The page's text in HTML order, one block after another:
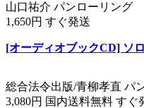
山口祐介 パンローリング
1,650円 すぐ発送
[オーディオブックCD] ソ
総合法令出版/青柳孝直 パ
3,080円 国内送料無料 すぐ